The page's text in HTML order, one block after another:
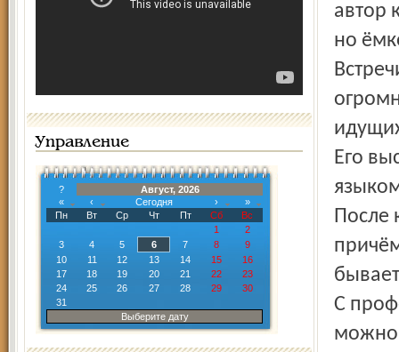
Управление
?
Август, 2026
«
‹ Сегодня ›
»
Пн
Вт Ср Чт Пт Сб
Вс
1
2
3
4 5 6 7 8
9
10
11 12 13 14 15
16
17
18 19 20 21 22
23
24
25 26 27 28 29
30
31
Выберите дату
автор
но
Его
После
С
можно